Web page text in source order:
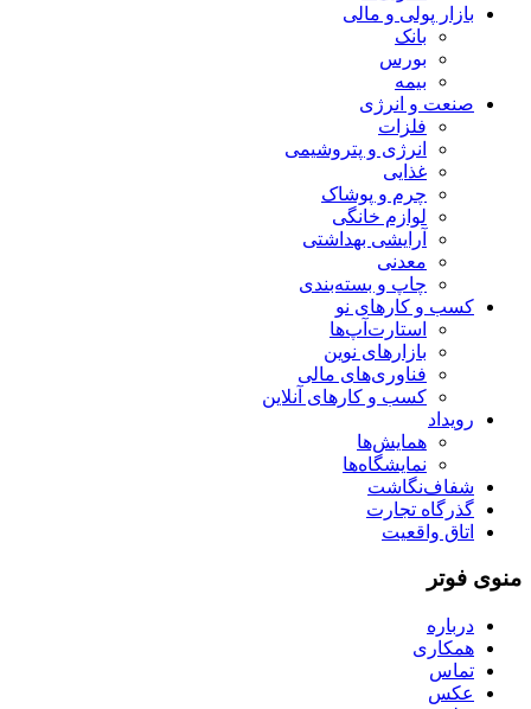
بازار پولی و مالی
بانک
بورس
بیمه
صنعت و انرژی
فلزات
انرژی و پتروشیمی
غذایی
چرم و پوشاک
لوازم خانگی
آرایشی بهداشتی
معدنی
چاپ و بسته‌بندی
کسب و کارهای نو
استارت‌آپ‌ها
بازارهای نوین
فناوری‌های مالی
کسب و کارهای آنلاین
رویداد
همایش‌ها
نمایشگاه‌ها
شفاف‌نگاشت
گذرگاه تجارت
اتاق واقعیت
منوی فوتر
درباره
همکاری
تماس
عکس